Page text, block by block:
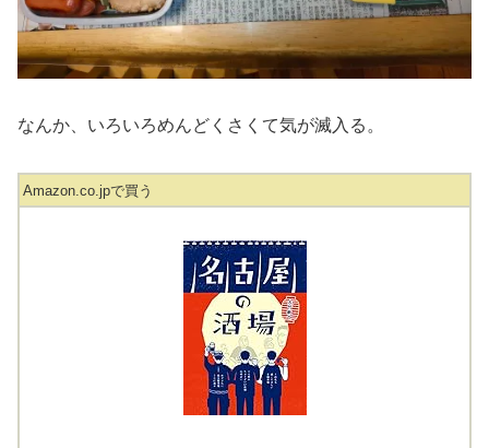
なんか、いろいろめんどくさくて気が滅入る。
Amazon.co.jpで買う